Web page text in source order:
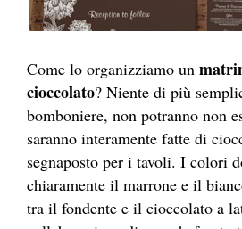
Come lo organizziamo un
cioccolato? Niente di più
bomboniere, non potranno non
saranno interamente fatte di
segnaposto per i tavoli. I colori
chiaramente il marrone e il
tra il fondente e il cioccolato a